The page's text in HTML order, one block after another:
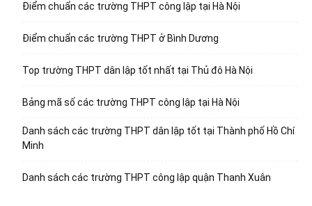
Điểm chuẩn các trường THPT công lập tại Hà Nội
Điểm chuẩn các trường THPT ở Bình Dương
Top trường THPT dân lập tốt nhất tại Thủ đô Hà Nội
Bảng mã số các trường THPT công lập tại Hà Nội
Danh sách các trường THPT dân lập tốt tại Thành phố Hồ Chí
Minh
Danh sách các trường THPT công lập quận Thanh Xuân